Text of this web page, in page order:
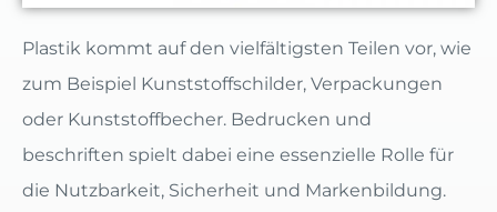
Plastik kommt auf den vielfältigsten Teilen vor, wie
zum Beispiel Kunststoffschilder, Verpackungen
oder Kunststoffbecher. Bedrucken und
beschriften spielt dabei eine essenzielle Rolle für
die Nutzbarkeit, Sicherheit und Markenbildung.